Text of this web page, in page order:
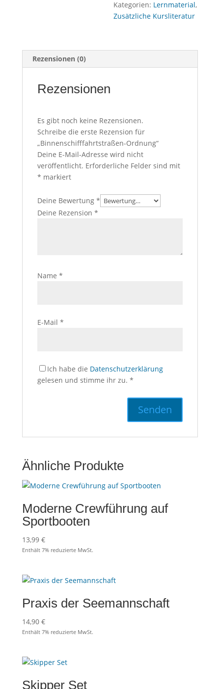
Kategorien: Lernmaterial,
Zusätzliche Kursliteratur
Rezensionen (0)
Rezensionen
Es gibt noch keine Rezensionen.
Schreibe die erste Rezension für
„Binnenschifffahrtstraßen-Ordnung“
Deine E-Mail-Adresse wird nicht
veröffentlicht. Erforderliche Felder sind mit
* markiert
Deine Bewertung *
Deine Rezension *
Name *
E-Mail *
Ich habe die Datenschutzerklärung
gelesen und stimme ihr zu. *
Ähnliche Produkte
Moderne Crewführung auf
Sportbooten
13,99 €
Enthält 7% reduzierte MwSt.
Praxis der Seemannschaft
14,90 €
Enthält 7% reduzierte MwSt.
Skipper Set